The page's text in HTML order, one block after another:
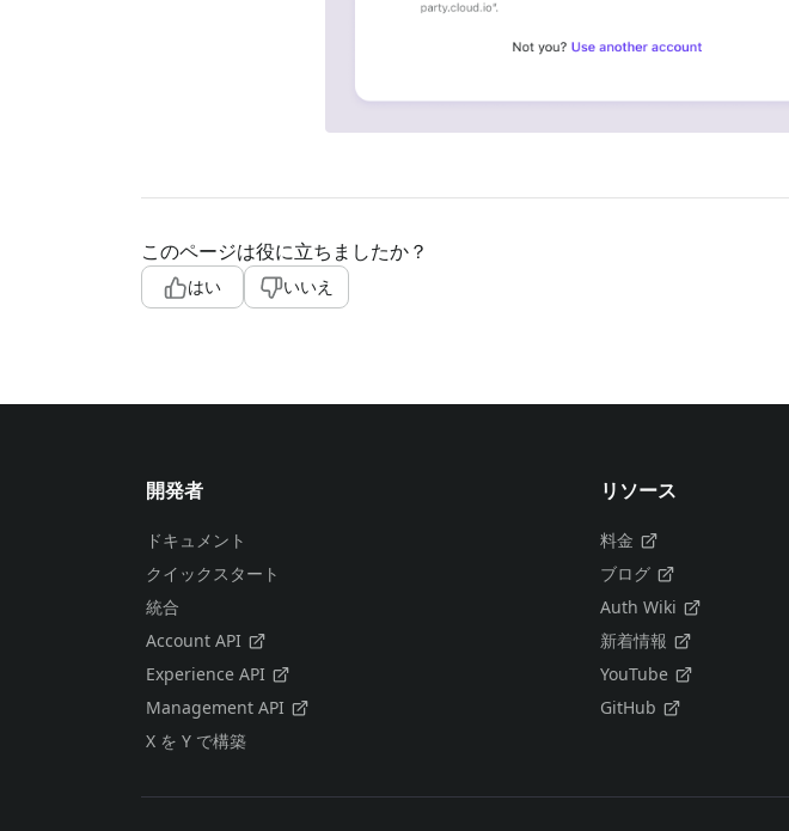
このページは役に立ちましたか？
はい いいえ
開発者
ドキュメント
クイックスタート
統合
Account API
Experience API
Management API
X を Y で構築
リソース
料金
ブログ
Auth Wiki
新着情報
YouTube
GitHub